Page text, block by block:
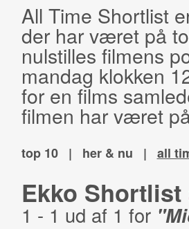
All Time Shortlist
der har været på
nulstilles filmens
mandag klokken
for en films
filmen har været
top 10 | her & nu | all
Ekko Shortlist
1 - 1 ud af 1 for